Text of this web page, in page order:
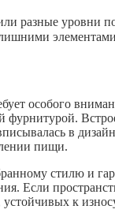
разные уровни
особого
в
пищи.
стилю и
Если
к